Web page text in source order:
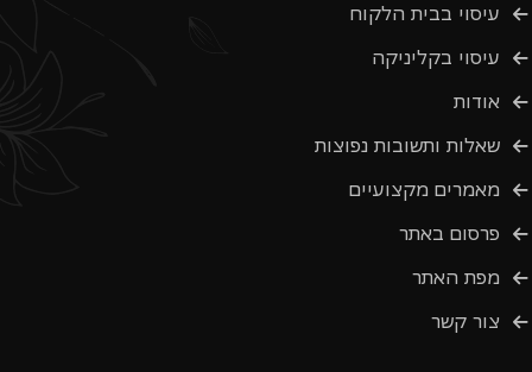
עיסוי בבית הלקוח
עיסוי בקליניקה
אודות
שאלות ותשובות נפוצות
מאמרים מקצועיים
פרסום באתר
מפת האתר
צור קשר